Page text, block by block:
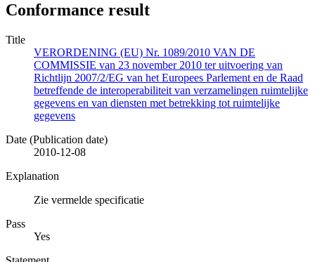
Conformance result
Title
VERORDENING (EU) Nr. 1089/2010 VAN DE
COMMISSIE van 23 november 2010 ter uitvoering van
Richtlijn 2007/2/EG van het Europees Parlement en de Raad
betreffende de interoperabiliteit van verzamelingen ruimtelijke
gegevens en van diensten met betrekking tot ruimtelijke
gegevens
Date (Publication date)
2010-12-08
Explanation
Zie vermelde specificatie
Pass
Yes